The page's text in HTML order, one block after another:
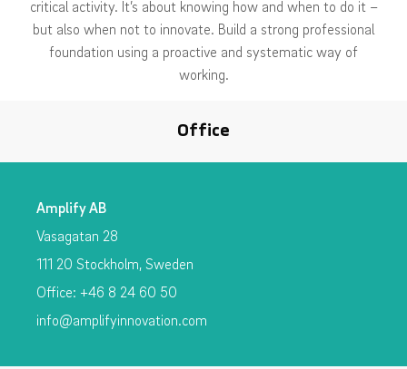
critical activity. It’s about knowing how and when to do it –
but also when not to innovate. Build a strong professional
foundation using a proactive and systematic way of
working.
Office
Amplify AB
Vasagatan 28
111 20 Stockholm, Sweden
Office: +46 8 24 60 50
info@amplifyinnovation.com